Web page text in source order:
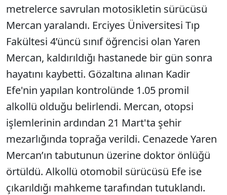
metrelerce savrulan motosikletin sürücüsü
Mercan yaralandı. Erciyes Üniversitesi Tıp
Fakültesi 4’üncü sınıf öğrencisi olan Yaren
Mercan, kaldırıldığı hastanede bir gün sonra
hayatını kaybetti. Gözaltına alınan Kadir
Efe'nin yapılan kontrolünde 1.05 promil
alkollü olduğu belirlendi. Mercan, otopsi
işlemlerinin ardından 21 Mart'ta şehir
mezarlığında toprağa verildi. Cenazede Yaren
Mercan’ın tabutunun üzerine doktor önlüğü
örtüldü. Alkollü otomobil sürücüsü Efe ise
çıkarıldığı mahkeme tarafından tutuklandı.